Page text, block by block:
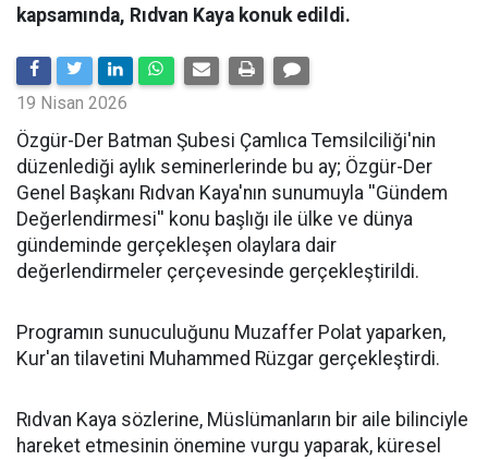
kapsamında, Rıdvan Kaya konuk edildi.
19 Nisan 2026
​Özgür-Der Batman Şubesi Çamlıca Temsilciliği'nin
düzenlediği aylık seminerlerinde bu ay; Özgür-Der
Genel Başkanı Rıdvan Kaya'nın sunumuyla ''Gündem
Değerlendirmesi'' konu başlığı ile ülke ve dünya
gündeminde gerçekleşen olaylara dair
değerlendirmeler çerçevesinde gerçekleştirildi.
Programın sunuculuğunu Muzaffer Polat yaparken,
Kur'an tilavetini Muhammed Rüzgar gerçekleştirdi.
Rıdvan Kaya sözlerine, Müslümanların bir aile bilinciyle
hareket etmesinin önemine vurgu yaparak, küresel